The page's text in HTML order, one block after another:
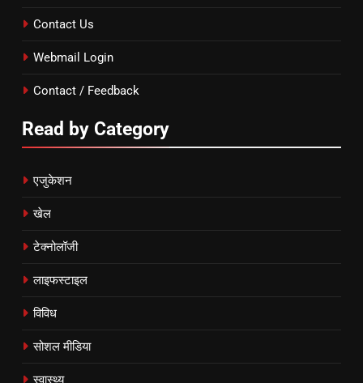
Contact Us
Webmail Login
Contact / Feedback
Read by Category
एजुकेशन
खेल
टेक्नोलॉजी
लाइफस्टाइल
विविध
सोशल मीडिया
स्वास्थ्य